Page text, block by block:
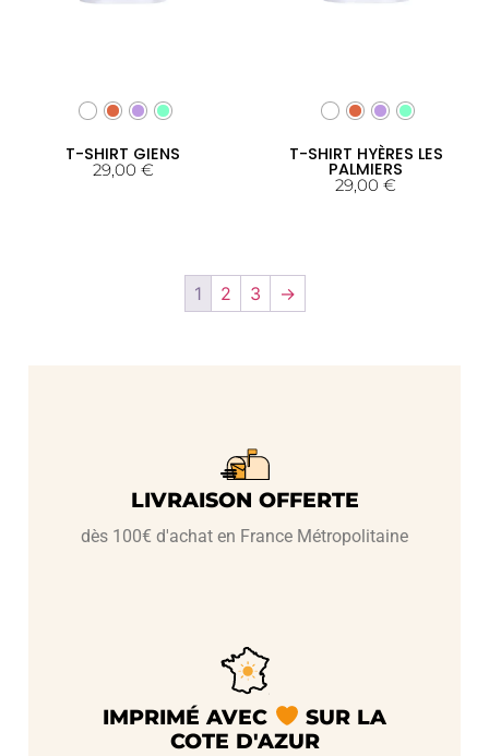
T-SHIRT GIENS
29,00 €
T-SHIRT HYÈRES LES
PALMIERS
29,00€
1 2 3 →
LIVRAISON OFFERTE
dès 100€ d'achat en France Métropolitaine
IMPRIMÉ AVEC
SUR LA
COTE D'AZUR